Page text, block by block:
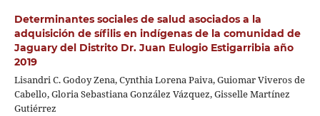
Determinantes sociales de salud asociados a la
adquisición de sífilis en indígenas de la comunidad de
Jaguary del Distrito Dr. Juan Eulogio Estigarribia año
2019
Lisandri C. Godoy Zena, Cynthia Lorena Paiva, Guiomar Viveros de
Cabello, Gloria Sebastiana González Vázquez, Gisselle Martínez
Gutiérrez